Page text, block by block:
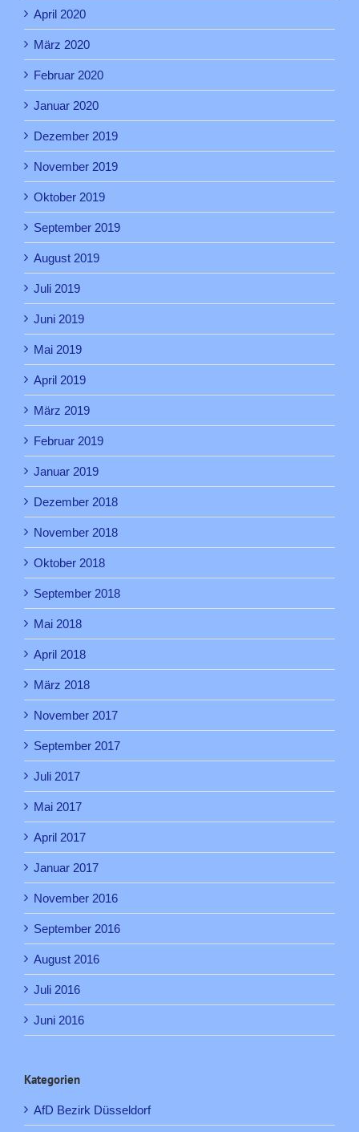
April 2020
März 2020
Februar 2020
Januar 2020
Dezember 2019
November 2019
Oktober 2019
September 2019
August 2019
Juli 2019
Juni 2019
Mai 2019
April 2019
März 2019
Februar 2019
Januar 2019
Dezember 2018
November 2018
Oktober 2018
September 2018
Mai 2018
April 2018
März 2018
November 2017
September 2017
Juli 2017
Mai 2017
April 2017
Januar 2017
November 2016
September 2016
August 2016
Juli 2016
Juni 2016
Kategorien
AfD Bezirk Düsseldorf